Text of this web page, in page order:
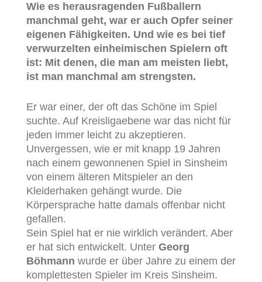
Wie es herausragenden Fußballern
manchmal geht, war er auch Opfer seiner
eigenen Fähigkeiten. Und wie es bei tief
verwurzelten einheimischen Spielern oft
ist: Mit denen, die man am meisten liebt,
ist man manchmal am strengsten.
Er war einer, der oft das Schöne im Spiel
suchte. Auf Kreisligaebene war das nicht für
jeden immer leicht zu akzeptieren.
Unvergessen, wie er mit knapp 19 Jahren
nach einem gewonnenen Spiel in Sinsheim
von einem älteren Mitspieler an den
Kleiderhaken gehängt wurde. Die
Körpersprache hatte damals offenbar nicht
gefallen.
Sein Spiel hat er nie wirklich verändert. Aber
er hat sich entwickelt. Unter Georg
Böhmann wurde er über Jahre zu einem der
komplettesten Spieler im Kreis Sinsheim.